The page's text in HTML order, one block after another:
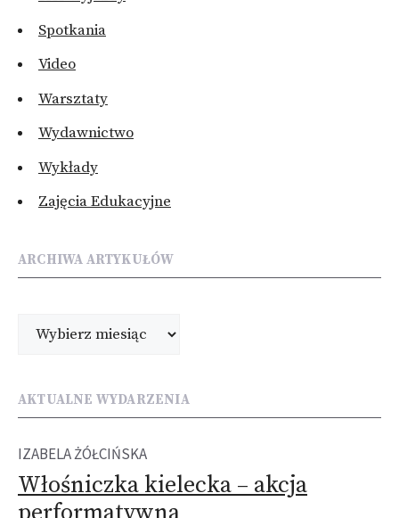
Spotkania
Video
Warsztaty
Wydawnictwo
Wykłady
Zajęcia Edukacyjne
ARCHIWA ARTYKUŁÓW
Archiwa
AKTUALNE WYDARZENIA
IZABELA ŻÓŁCIŃSKA
Włośniczka kielecka – akcja